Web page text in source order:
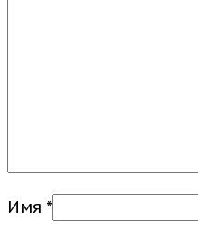
Имя *